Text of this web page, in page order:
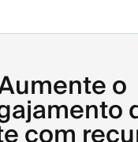
o
com